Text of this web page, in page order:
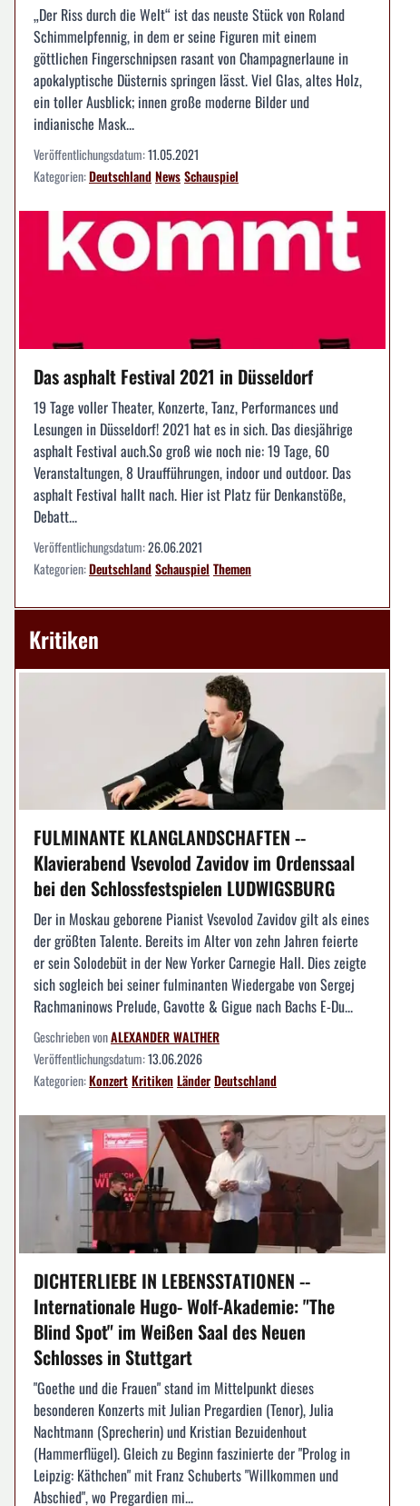
„Der Riss durch die Welt“ ist das neuste Stück von Roland
Schimmelpfennig, in dem er seine Figuren mit einem
göttlichen Fingerschnipsen rasant von Champagnerlaune in
apokalyptische Düsternis springen lässt. Viel Glas, altes Holz,
ein toller Ausblick; innen große moderne Bilder und
indianische Mask...
Veröffentlichungsdatum:11.05.2021
Kategorien:DeutschlandNewsSchauspiel
Das asphalt Festival 2021 in Düsseldorf
19 Tage voller Theater, Konzerte, Tanz, Performances und
Lesungen in Düsseldorf! 2021 hat es in sich. Das diesjährige
asphalt Festival auch.So groß wie noch nie: 19 Tage, 60
Veranstaltungen, 8 Uraufführungen, indoor und outdoor. Das
asphalt Festival hallt nach. Hier ist Platz für Denkanstöße,
Debatt...
Veröffentlichungsdatum:26.06.2021
Kategorien:DeutschlandSchauspiel Themen
Kritiken
FULMINANTE KLANGLANDSCHAFTEN --
Klavierabend Vsevolod Zavidov im Ordenssaal
bei den Schlossfestspielen LUDWIGSBURG
Der in Moskau geborene Pianist Vsevolod Zavidov gilt als eines
der größten Talente. Bereits im Alter von zehn Jahren feierte
er sein Solodebüt in der New Yorker Carnegie Hall. Dies zeigte
sich sogleich bei seiner fulminanten Wiedergabe von Sergej
Rachmaninows Prelude, Gavotte & Gigue nach Bachs E-Du...
Geschrieben vonALEXANDER WALTHER
Veröffentlichungsdatum:13.06.2026
Kategorien:KonzertKritikenLänderDeutschland
DICHTERLIEBE IN LEBENSSTATIONEN --
Internationale Hugo- Wolf-Akademie: "The
Blind Spot" im Weißen Saal des Neuen
Schlosses in Stuttgart
"Goethe und die Frauen" stand im Mittelpunkt dieses
besonderen Konzerts mit Julian Pregardien (Tenor), Julia
Nachtmann (Sprecherin) und Kristian Bezuidenhout
(Hammerflügel). Gleich zu Beginn faszinierte der "Prolog in
Leipzig: Käthchen" mit Franz Schuberts "Willkommen und
Abschied", wo Pregardien mi...